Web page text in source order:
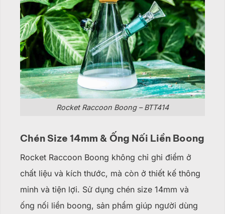
Rocket Raccoon Boong – BTT414
Chén Size 14mm & Ống Nối Liền Boong
Rocket Raccoon Boong không chỉ ghi điểm ở
chất liệu và kích thước, mà còn ở thiết kế thông
minh và tiện lợi. Sử dụng chén size 14mm và
ống nối liền boong, sản phẩm giúp người dùng